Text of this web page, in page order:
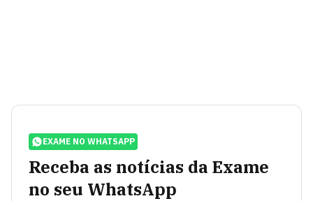
EXAME NO WHATSAPP
Receba as notícias da Exame
no seu WhatsApp